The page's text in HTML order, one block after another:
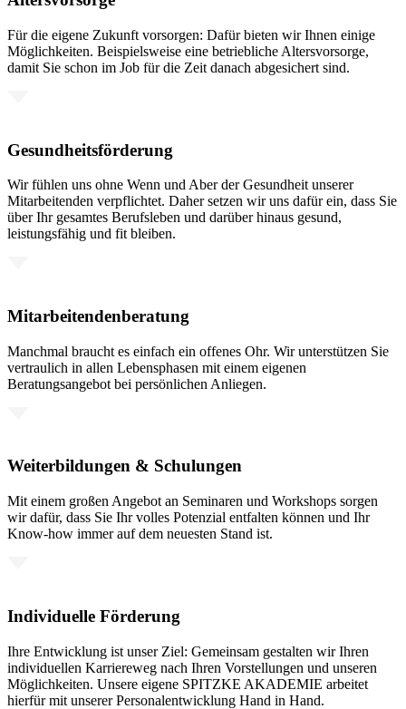
Für die eigene Zukunft vorsorgen: Dafür bieten wir Ihnen einige
Möglichkeiten. Beispielsweise eine betriebliche Altersvorsorge,
damit Sie schon im Job für die Zeit danach abgesichert sind.
Gesundheitsförderung
Wir fühlen uns ohne Wenn und Aber der Gesundheit unserer
Mitarbeitenden verpflichtet. Daher setzen wir uns dafür ein, dass Sie
über Ihr gesamtes Berufsleben und darüber hinaus gesund,
leistungsfähig und fit bleiben.
Mitarbeitendenberatung
Manchmal braucht es einfach ein offenes Ohr. Wir unterstützen Sie
vertraulich in allen Lebensphasen mit einem eigenen
Beratungsangebot bei persönlichen Anliegen.
Weiterbildungen & Schulungen
Mit einem großen Angebot an Seminaren und Workshops sorgen
wir dafür, dass Sie Ihr volles Potenzial entfalten können und Ihr
Know-how immer auf dem neuesten Stand ist.
Individuelle Förderung
Ihre Entwicklung ist unser Ziel: Gemeinsam gestalten wir Ihren
individuellen Karriereweg nach Ihren Vorstellungen und unseren
Möglichkeiten. Unsere eigene SPITZKE AKADEMIE arbeitet
hierfür mit unserer Personalentwicklung Hand in Hand.